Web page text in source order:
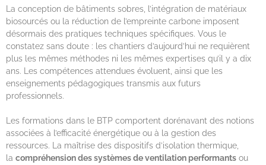
La conception de bâtiments sobres, l’intégration de matériaux
biosourcés ou la réduction de l’empreinte carbone imposent
désormais des pratiques techniques spécifiques. Vous le
constatez sans doute : les chantiers d’aujourd’hui ne requièrent
plus les mêmes méthodes ni les mêmes expertises qu’il y a dix
ans. Les compétences attendues évoluent, ainsi que les
enseignements pédagogiques transmis aux futurs
professionnels.
Les formations dans le BTP comportent dorénavant des notions
associées à l’efficacité énergétique ou à la gestion des
ressources. La maîtrise des dispositifs d’isolation thermique,
la compréhension des systèmes de ventilation performants ou